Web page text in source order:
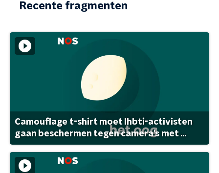
Recente fragmenten
Camouflage t-shirt moet lhbti-activisten
gaan beschermen tegen camera's met ...